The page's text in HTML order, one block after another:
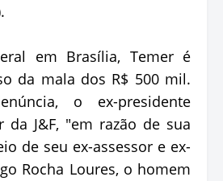
em Brasília, Temer é
da mala dos R$ 500 mil.
o ex-presidente
da J&F, "em razão de sua
de seu ex-assessor e ex-
Rocha Loures, o homem